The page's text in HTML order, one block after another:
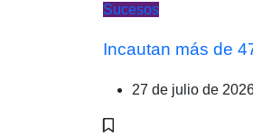
Sucesos
Incautan más de
27 de julio de